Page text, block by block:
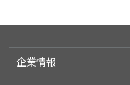
企業情報